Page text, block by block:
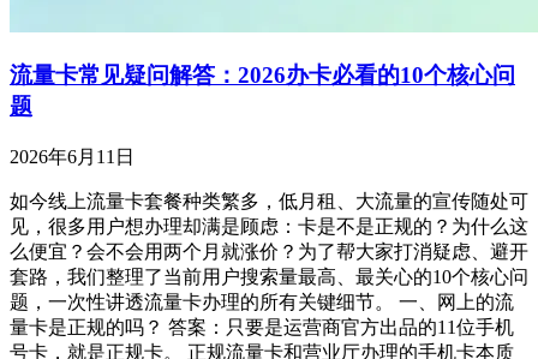
流量卡常见疑问解答：2026办卡必看的10个核心问
题
2026年6月11日
如今线上流量卡套餐种类繁多，低月租、大流量的宣传随处可
见，很多用户想办理却满是顾虑：卡是不是正规的？为什么这
么便宜？会不会用两个月就涨价？为了帮大家打消疑虑、避开
套路，我们整理了当前用户搜索量最高、最关心的10个核心问
题，一次性讲透流量卡办理的所有关键细节。 一、网上的流
量卡是正规的吗？ 答案：只要是运营商官方出品的11位手机
号卡，就是正规卡。 正规流量卡和营业厅办理的手机卡本质